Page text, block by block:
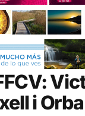
i Orba